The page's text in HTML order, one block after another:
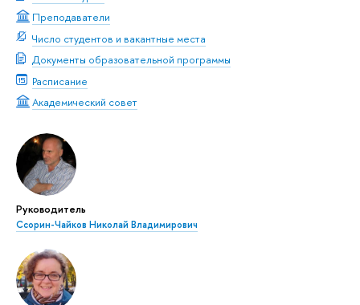
Преподаватели
Число студентов и вакантные места
Документы образовательной программы
Расписание
Академический совет
Руководитель
Ссорин-Чайков Николай Владимирович